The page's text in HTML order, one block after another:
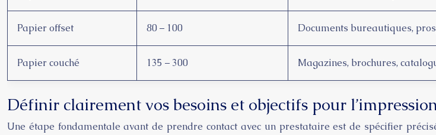
Papier offset 80 – 100 Documents bureautiques,
Papier couché 135 – 300 Magazines, brochures,
Définir clairement vos besoins et objectifs pour
Une étape fondamentale avant de prendre contact avec un prestataire est de spécifier